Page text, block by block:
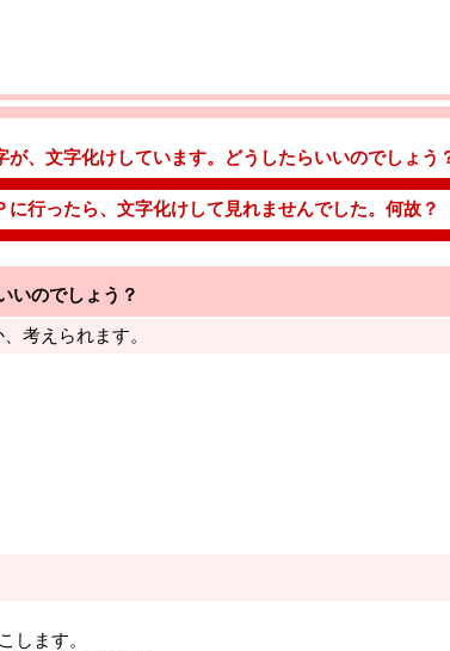
が、文字化けしています。どうしたらいいのでしょう
に行ったら、文字化けして見れませんでした。何故？
いのでしょう？
考えられます。
します。